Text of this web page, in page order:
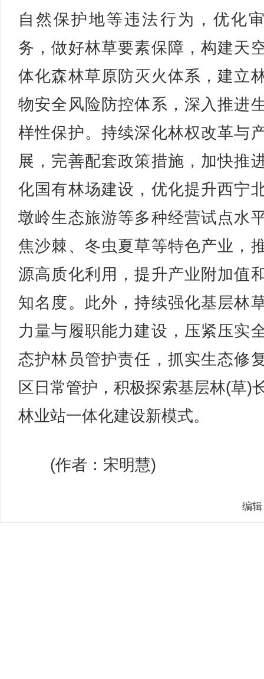
自然保护地等违法行为，优化
务，做好林草要素保障，构建天
体化森林草原防灭火体系，建立
物安全风险防控体系，深入推进
样性保护。持续深化林权改革与
展，完善配套政策措施，加快推
化国有林场建设，优化提升西宁
墩岭生态旅游等多种经营试点水
焦沙棘、冬虫夏草等特色产业，
源高质化利用，提升产业附加值
知名度。此外，持续强化基层林
力量与履职能力建设，压紧压实
态护林员管护责任，抓实生态修
区日常管护，积极探索基层林(草)
林业站一体化建设新模式。
(作者：宋明慧)
编